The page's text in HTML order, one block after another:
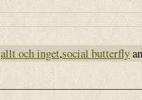
allt och inget,social butterfly